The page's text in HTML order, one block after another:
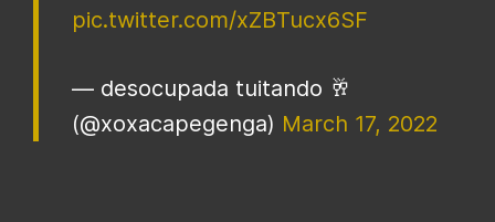
pic.twitter.com/xZBTucx6SF
— desocupada tuitando 🥂
(@xoxacapegenga) March 17, 2022